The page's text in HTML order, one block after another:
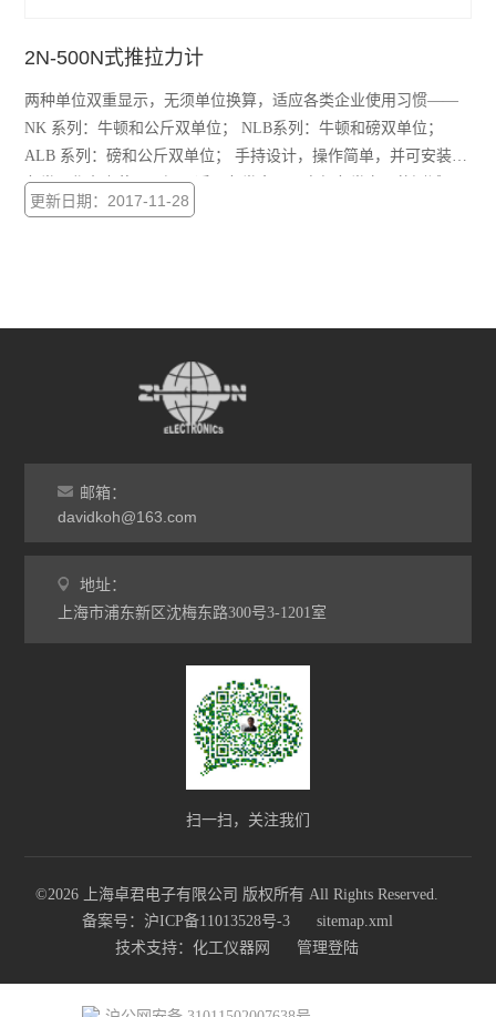
2N-500N式推拉力计
两种单位双重显示，无须单位换算，适应各类企业使用习惯——
NK 系列：牛顿和公斤双单位； NLB系列：牛顿和磅双单位；
ALB 系列：磅和公斤双单位； 手持设计，操作简单，并可安装在
各类工作台上使用，还可适配各类夹具，方便各类产品的测试；
指针式指示，读数方便、准确、精度高； 峰值保持和荷重实时值
更新日期：2017-11-28
邮箱：
davidkoh@163.com
地址：
上海市浦东新区沈梅东路300号3-1201室
扫一扫，关注我们
©2026 上海卓君电子有限公司 版权所有 All Rights Reserved.
备案号：沪ICP备11013528号-3
sitemap.xml
技术支持： 化工仪器网 管理登陆